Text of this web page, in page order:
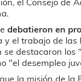
debatieron en
y el trabajo de las
se destacaron
"el desempleo
la misión de